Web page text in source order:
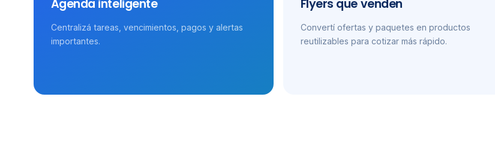
Agenda inteligente
Centralizá tareas, vencimientos, pagos y alertas
importantes.
Flyers que venden
Convertí ofertas y paquetes en productos
reutilizables para cotizar más rápido.